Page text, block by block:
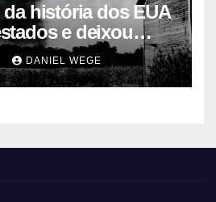
história dos EUA
e deixou
DANIEL WEGE